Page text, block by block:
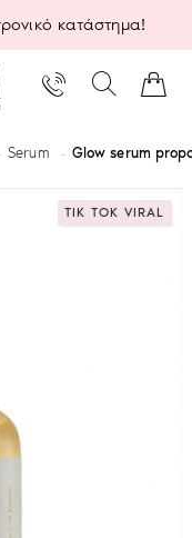
κατάστημα!
Serum Glow serum
TIK TOK VIRAL